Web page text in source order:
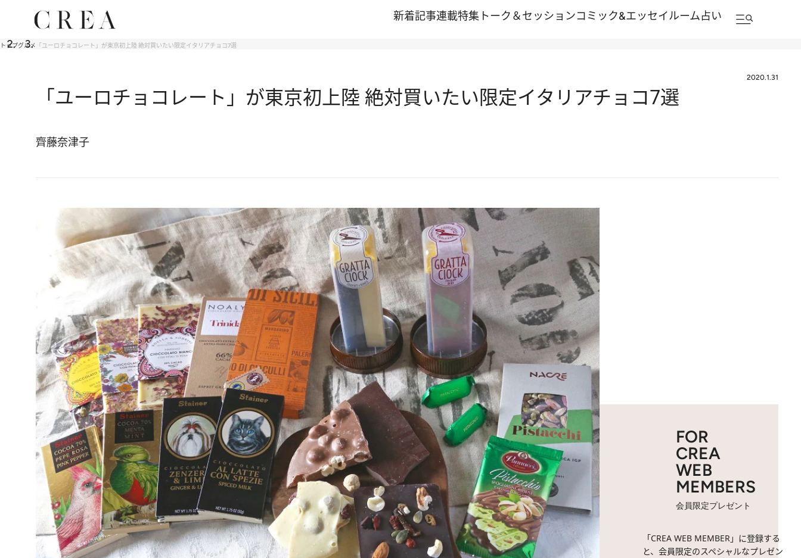
新着記事連載特集 トーク＆セッションコミック&エッセイルーム占い
トップグルメ 「ユーロチョコレート」が東京初上陸 絶対買いたい限定イタリアチョコ7選
2020.1.31
「ユーロチョコレート」が東京初上陸 絶対買いたい限定イタリアチョコ7選
齊藤奈津子
FOR
CREA
WEB
MEMBERS
会員限定プレゼント
「CREA WEB MEMBER」に登録する
と、会員限定のスペシャルなプレゼン